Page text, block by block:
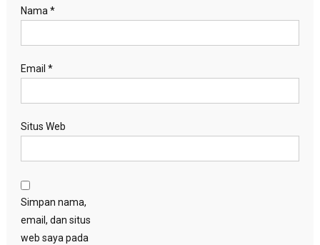
Nama *
Email *
Situs Web
Simpan nama,
email, dan situs
web saya pada